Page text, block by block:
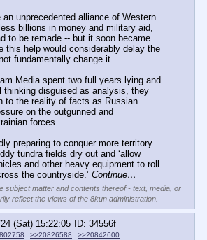
an unprecedented alliance of Western
billions in money and military aid,
to be remade -- but it soon became
this help would considerably delay the
fundamentally change it.
Media spent two full years lying and
thinking disguised as analysis, they
to the reality of facts as Russian
on the outgunned and
forces.
preparing to conquer more territory
tundra fields dry out and ‘allow
and other heavy equipment to roll
the countryside.’ Continue…
subject matter and contents thereof - text, media, or
reflect the views of the 8kun administration.
(Sat) 15:22:05
34556f
>>20826588 >>20842600